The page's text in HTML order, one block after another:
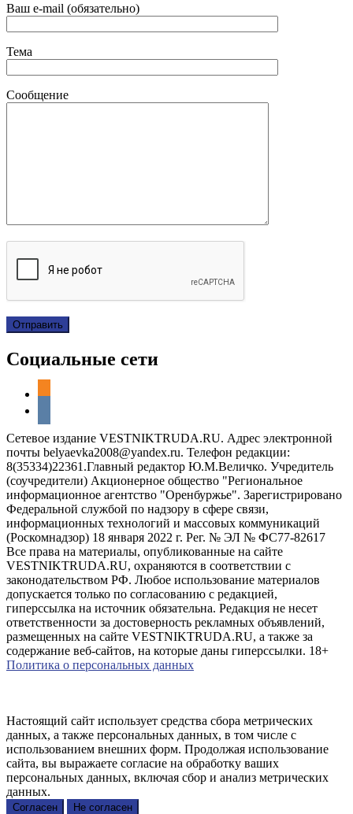
Ваш e-mail (обязательно)
Тема
Сообщение
Социальные сети
Сетевое издание VESTNIKTRUDA.RU. Адрес электронной
почты belyaevka2008@yandex.ru. Телефон редакции:
8(35334)22361.Главный редактор Ю.М.Величко. Учредитель
(соучредители) Акционерное общество "Региональное
информационное агентство "Оренбуржье". Зарегистрировано
Федеральной службой по надзору в сфере связи,
информационных технологий и массовых коммуникаций
(Роскомнадзор) 18 января 2022 г. Рег. № ЭЛ № ФС77-82617
Все права на материалы, опубликованные на сайте
VESTNIKTRUDA.RU, охраняются в соответствии с
законодательством РФ. Любое использование материалов
допускается только по согласованию с редакцией,
гиперссылка на источник обязательна. Редакция не несет
ответственности за достоверность рекламных объявлений,
размещенных на сайте VESTNIKTRUDA.RU, а также за
содержание веб-сайтов, на которые даны гиперссылки. 18+
Политика о персональных данных
Настоящий сайт использует средства сбора метрических
данных, а также персональных данных, в том числе с
использованием внешних форм. Продолжая использование
сайта, вы выражаете согласие на обработку ваших
персональных данных, включая сбор и анализ метрических
данных.
Согласен Не согласен